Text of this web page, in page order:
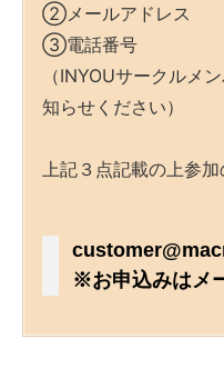
②メールアドレス
③電話番号
（INYOUサークルメ
知らせください）
上記３点記載の上参
※お申込みはメ